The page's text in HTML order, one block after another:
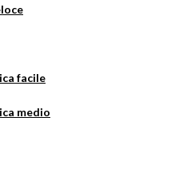
facile
medio